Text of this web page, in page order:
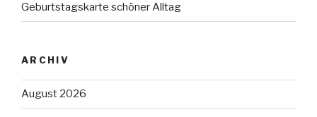
Geburtstagskarte schöner Alltag
ARCHIV
August 2026